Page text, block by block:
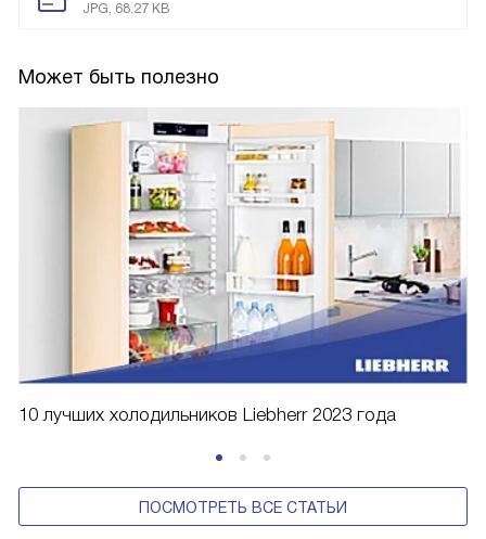
JPG, 68.27 KB
Может быть полезно
10 лучших холодильников Liebherr 2023 года
ПОСМОТРЕТЬ ВСЕ СТАТЬИ